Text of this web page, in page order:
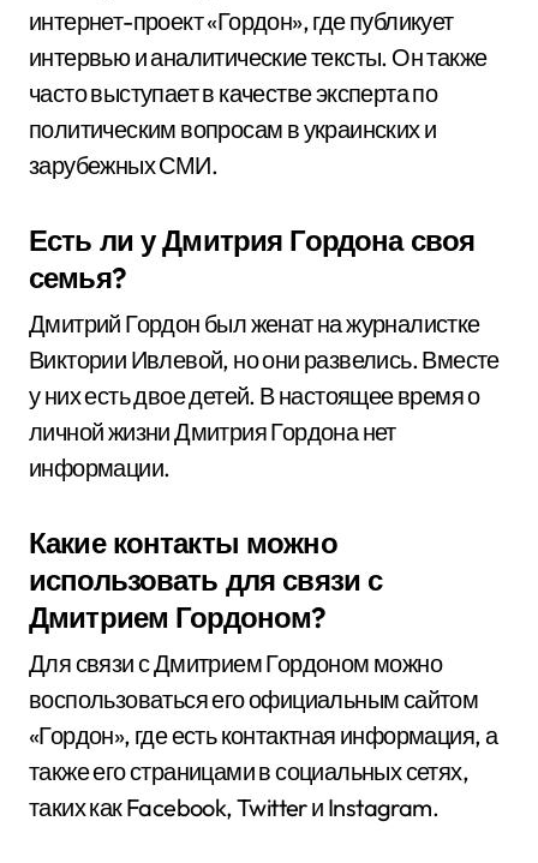
интернет-проект «Гордон», где публикует
интервью и аналитические тексты. Он также
часто выступает в качестве эксперта по
политическим вопросам в украинских и
зарубежных СМИ.
Есть ли у Дмитрия Гордона своя
семья?
Дмитрий Гордон был женат на журналистке
Виктории Ивлевой, но они развелись. Вместе
у них есть двое детей. В настоящее время о
личной жизни Дмитрия Гордона нет
информации.
Какие контакты можно
использовать для связи с
Дмитрием Гордоном?
Для связи с Дмитрием Гордоном можно
воспользоваться его официальным сайтом
«Гордон», где есть контактная информация, а
также его страницами в социальных сетях,
таких как Facebook, Twitter и Instagram.